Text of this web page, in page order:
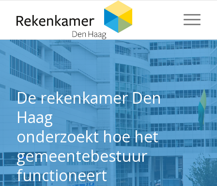
⬇ Blok overslaan
⬇ Blok overslaan
De rekenkamer Den
Haag
onderzoekt hoe het
gemeentebestuur
functioneert